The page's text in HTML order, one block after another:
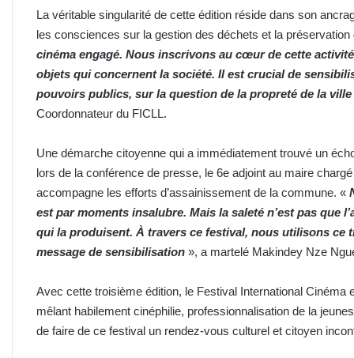
La véritable singularité de cette édition réside dans son
les consciences sur la gestion des déchets et la préservation
cinéma engagé. Nous inscrivons au cœur de cette
objets qui concernent la société. Il est crucial de
pouvoirs publics, sur la question de la propreté de la ville
Coordonnateur du FICLL.
Une démarche citoyenne qui a immédiatement trouvé un
lors de la conférence de presse, le 6e adjoint au maire
accompagne les efforts d’assainissement de la commune. «
est par moments insalubre. Mais la saleté n’est pas que
qui la produisent. À travers ce festival, nous utilisons ce
message de sensibilisation », a martelé Makindey Nze
Avec cette troisième édition, le Festival International
mêlant habilement cinéphilie, professionnalisation de la
de faire de ce festival un rendez-vous culturel et citoyen